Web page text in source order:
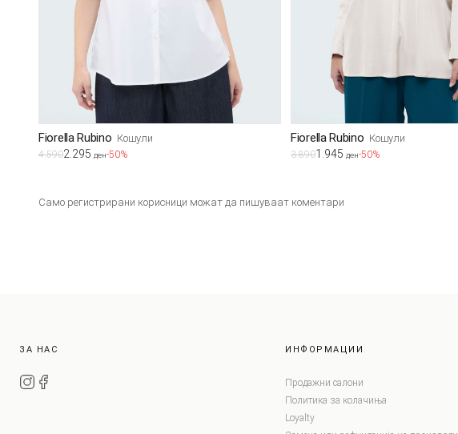
Fiorella Rubino Кошули
4.5902.295 ден-50%
Fiorella Rubino Кошули
3.8901.945 ден-50%
Само регистрирани корисници можат да пишуваат коментари
ЗА НАС ИНФОРМАЦИИ
Продажни салони
Политика за колачиња
Loyalty